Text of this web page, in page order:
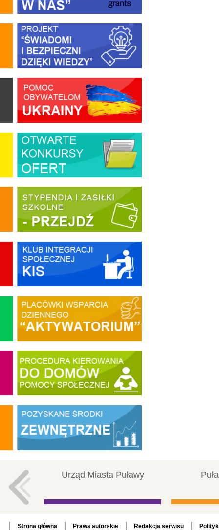
Urząd Miasta Puławy
Strona główna Prawa autorskie Redakcja serwisu